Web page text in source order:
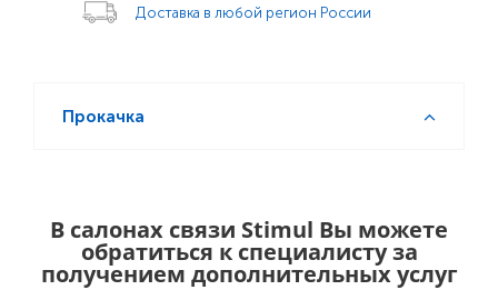
Доставка в любой регион России
Прокачка
В салонах связи Stimul Вы можете
обратиться к специалисту за
получением дополнительных услуг